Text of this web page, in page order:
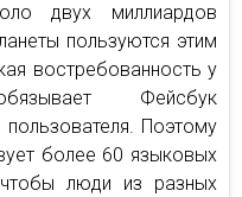
двух миллиардов
пользуются этим
востребованность у
Фейсбук
Поэтому
более 60 языковых
люди из разных